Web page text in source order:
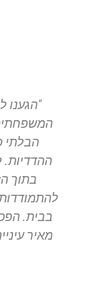
"הגענו
הבלתי
ההדדיות.
בתוך
בבית.
מאיר